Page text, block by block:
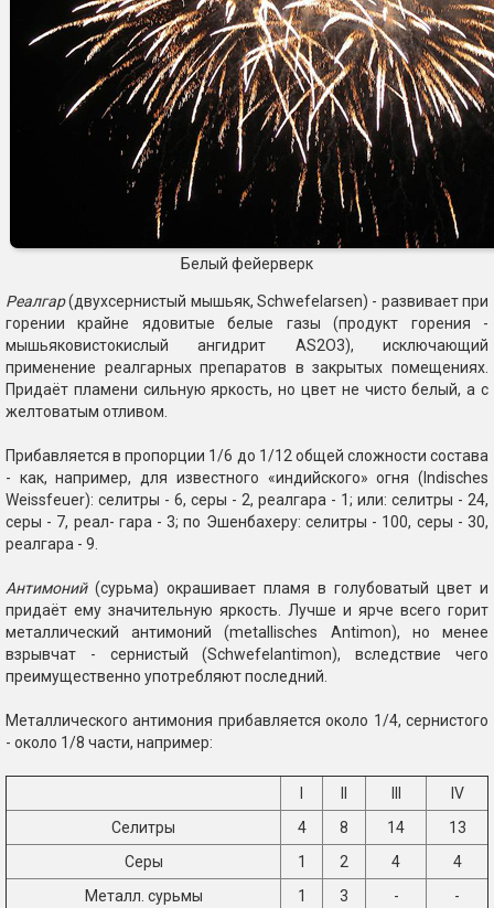
Белый фейерверк
Реалгар(двухсернистый мышьяк, Schwefelarsen) - развивает при
горении крайне ядовитые белые газы (продукт горения -
мышьяковистокислый ангидрит AS2O3), исключающий
применение реалгарных препаратов в закрытых помещениях.
Придаёт пламени сильную яркость, но цвет не чисто белый, а с
желтоватым отливом.
Прибавляется в пропорции 1/6 до 1/12 общей сложности состава
- как, например, для известного «индийского» огня (Indisches
Weissfeuer): селитры - 6, серы - 2, реалгара - 1; или: селитры - 24,
серы - 7, реал- гара - 3; по Эшенбахеру: селитры - 100, серы - 30,
реалгара - 9.
Антимоний(сурьма) окрашивает пламя в голубоватый цвет и
придаёт ему значительную яркость. Лучше и ярче всего горит
металлический антимоний (metallisches Antimon), но менее
взрывчат - сернистый (Schwefelantimon), вследствие чего
преимущественно употребляют последний.
Металлического антимония прибавляется около 1/4, сернистого
- около 1/8 части, например:
IV
Селитры
4 8 14
13
Серы
1 2 4
4
Металл. сурьмы
1 3 -
-